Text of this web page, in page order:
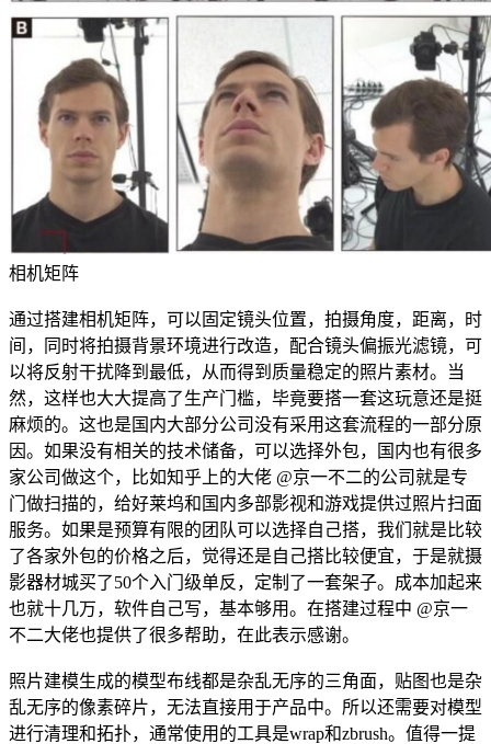
相机矩阵
通过搭建相机矩阵，可以固定镜头位置，拍摄角度，距离，时
间，同时将拍摄背景环境进行改造，配合镜头偏振光滤镜，可
以将反射干扰降到最低，从而得到质量稳定的照片素材。当
然，这样也大大提高了生产门槛，毕竟要搭一套这玩意还是挺
麻烦的。这也是国内大部分公司没有采用这套流程的一部分原
因。如果没有相关的技术储备，可以选择外包，国内也有很多
家公司做这个，比如知乎上的大佬 @京一不二的公司就是专
门做扫描的，给好莱坞和国内多部影视和游戏提供过照片扫面
服务。如果是预算有限的团队可以选择自己搭，我们就是比较
了各家外包的价格之后，觉得还是自己搭比较便宜，于是就摄
影器材城买了50个入门级单反，定制了一套架子。成本加起来
也就十几万，软件自己写，基本够用。在搭建过程中 @京一
不二大佬也提供了很多帮助，在此表示感谢。
照片建模生成的模型布线都是杂乱无序的三角面，贴图也是杂
乱无序的像素碎片，无法直接用于产品中。所以还需要对模型
进行清理和拓扑，通常使用的工具是wrap和zbrush。值得一提